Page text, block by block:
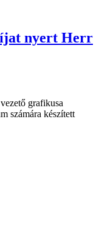
nyert Herr
grafikusa
számára készített